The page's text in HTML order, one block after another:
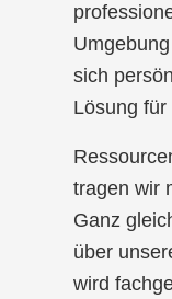
sich
Lösung
tragen wir
Ganz
über
wird